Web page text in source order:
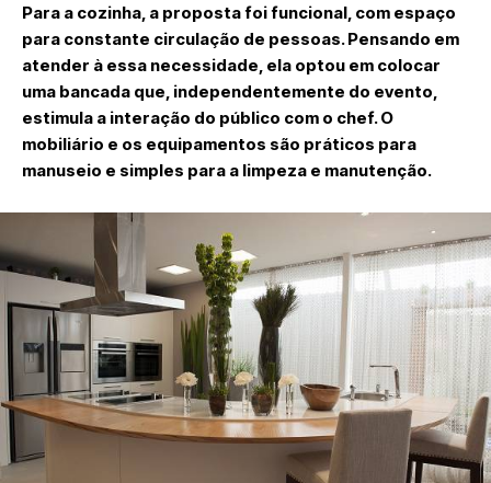
Para a cozinha, a proposta foi funcional, com espaço
para constante circulação de pessoas. Pensando em
atender à essa necessidade, ela optou em colocar
uma bancada que, independentemente do evento,
estimula a interação do público com o chef. O
mobiliário e os equipamentos são práticos para
manuseio e simples para a limpeza e manutenção.